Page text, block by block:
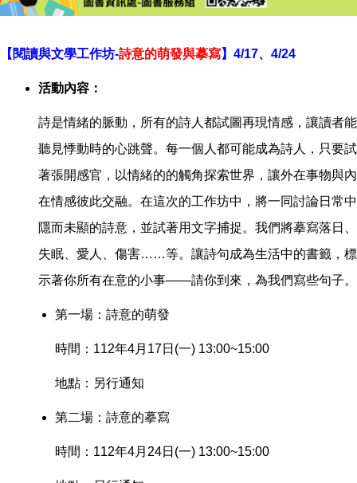
【閱讀與文學工作坊-詩意的萌發與摹寫】4/17、4/24
活動內容：
詩是情緒的脈動，所有的詩人都試圖再現情感，讓讀者能
聽見悸動時的心跳聲。每一個人都可能成為詩人，只要試
著張開感官，以情緒的的觸角探索世界，讓外在事物與內
在情感彼此交融。在這次的工作坊中，將一同討論日常中
隱而未顯的詩意，並試著用文字捕捉。我們將摹寫落日、
失眠、愛人、傷害……等。讓詩句成為生活中的書籤，標
示著你所有在意的小事——請你到來，為我們寫些句子。
第一場：詩意的萌發
時間：112年4月17日(一) 13:00~15:00
地點：另行通知
第二場：詩意的摹寫
時間：112年4月24日(一) 13:00~15:00